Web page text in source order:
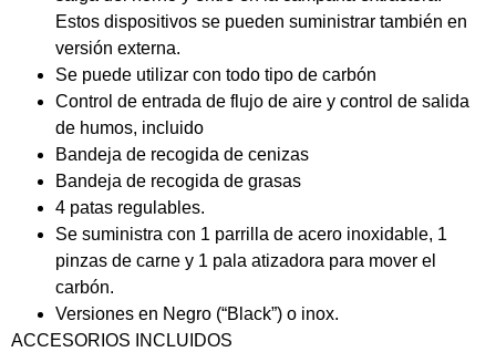
Estos dispositivos se pueden suministrar también en
versión externa.
Se puede utilizar con todo tipo de carbón
Control de entrada de flujo de aire y control de salida
de humos, incluido
Bandeja de recogida de cenizas
Bandeja de recogida de grasas
4 patas regulables.
Se suministra con 1 parrilla de acero inoxidable, 1
pinzas de carne y 1 pala atizadora para mover el
carbón.
Versiones en Negro (“Black”) o inox.
ACCESORIOS INCLUIDOS